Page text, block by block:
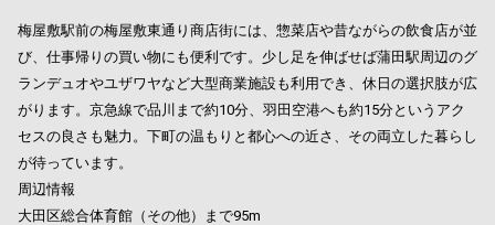
梅屋敷駅前の梅屋敷東通り商店街には、惣菜店や昔ながらの飲食店が並
び、仕事帰りの買い物にも便利です。少し足を伸ばせば蒲田駅周辺のグ
ランデュオやユザワヤなど大型商業施設も利用でき、休日の選択肢が広
がります。京急線で品川まで約10分、羽田空港へも約15分というアク
セスの良さも魅力。下町の温もりと都心への近さ、その両立した暮らし
が待っています。
周辺情報
大田区総合体育館（その他）まで95m